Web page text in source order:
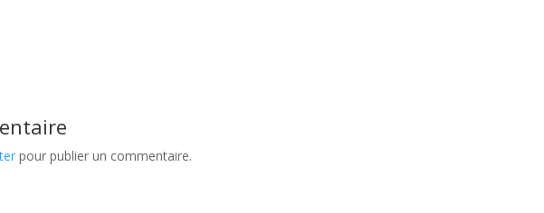
pour publier un commentaire.